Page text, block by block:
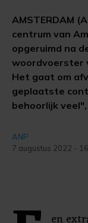
AMSTERDAM
centrum van
opgeruimd na
woordvoerster
Het gaat om
geplaatste
behoorlijk
ANP
7 augustus 2022 -